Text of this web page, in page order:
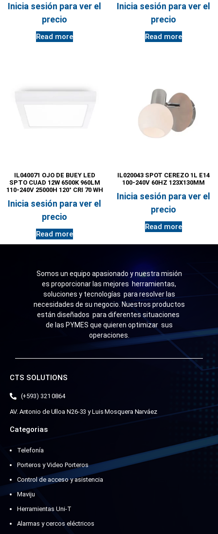
Inicia sesión para ver el
precio
Read more
Inicia sesión para ver el
precio
Read more
IL040071 OJO DE BUEY LED
SPTO CUAD 12W 6500K 960LM
110-240V 25000H 120° CRI 70 WH
Inicia sesión para ver el
precio
Read more
IL020043 SPOT CEREZO 1L E14
100-240V 60HZ 123X130MM
Inicia sesión para ver el
precio
Read more
Somos un equipo apasionado y nuestra misión
es proporcionar las mejores herramientas,
soluciones y tecnologías para resolver las
necesidades de su negocio. Nuestros productos
están diseñados para diferentes situaciones
de las PYMES que quieren optimizar sus
operaciones.
CTS SOLUTIONS
(+593) 321 0864
AV. Antonio de Ulloa N26-33 y Luis Mosquera Narváez
Categorias
Telefonía
Porteros y Video Porteros
Control de acceso y asistencia
Maviju
Herramientas Uni-T
Alarmas y cercos eléctricos